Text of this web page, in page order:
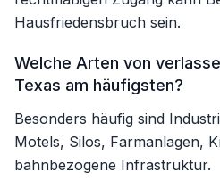
Hausfriedensbruch sein.
Welche Arten von
Texas am häufigsten?
Besonders häufig sind
Motels, Silos, Farmanlagen,
bahnbezogene Infrastruktur.